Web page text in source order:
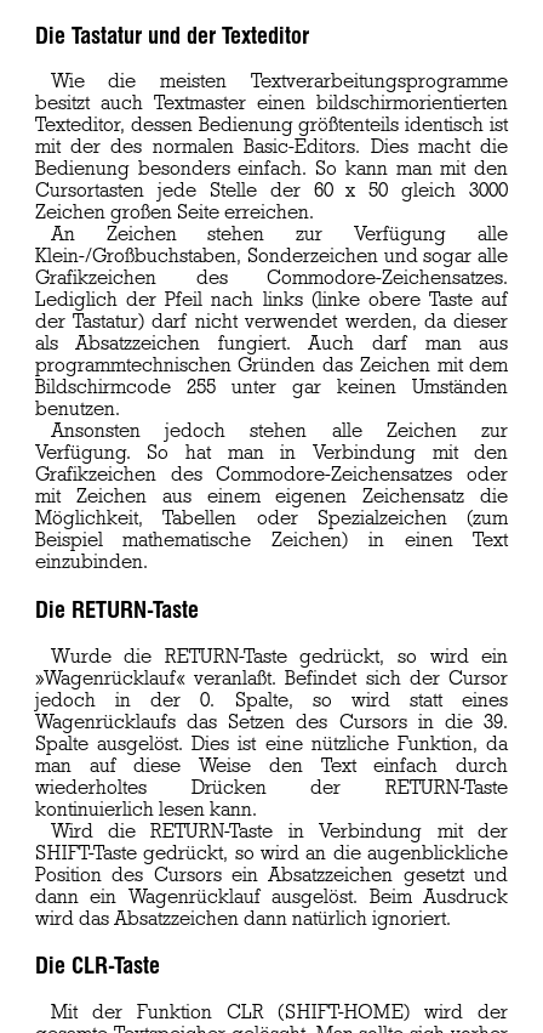
Die Tastatur und der Texteditor
Wie die meisten Textverarbeitungsprogramme
besitzt auch Textmaster einen bildschirmorientierten
Texteditor, dessen Bedienung größtenteils identisch ist
mit der des normalen Basic-Editors. Dies macht die
Bedienung besonders einfach. So kann man mit den
Cursortasten jede Stelle der 60 x 50 gleich 3000
Zeichen großen Seite erreichen.
An Zeichen stehen zur Verfügung alle
Klein-/Großbuchstaben, Sonderzeichen und sogar alle
Grafikzeichen des Commodore-Zeichensatzes.
Lediglich der Pfeil nach links (linke obere Taste auf
der Tastatur) darf nicht verwendet werden, da dieser
als Absatzzeichen fungiert. Auch darf man aus
programmtechnischen Gründen das Zeichen mit dem
Bildschirmcode 255 unter gar keinen Umständen
benutzen.
Ansonsten jedoch stehen alle Zeichen zur
Verfügung. So hat man in Verbindung mit den
Grafikzeichen des Commodore-Zeichensatzes oder
mit Zeichen aus einem eigenen Zeichensatz die
Möglichkeit, Tabellen oder Spezialzeichen (zum
Beispiel mathematische Zeichen) in einen Text
einzubinden.
Die RETURN-Taste
Wurde die RETURN-Taste gedrückt, so wird ein
»Wagenrücklauf« veranlaßt. Befindet sich der Cursor
jedoch in der 0. Spalte, so wird statt eines
Wagenrücklaufs das Setzen des Cursors in die 39.
Spalte ausgelöst. Dies ist eine nützliche Funktion, da
man auf diese Weise den Text einfach durch
wiederholtes Drücken der RETURN-Taste
kontinuierlich lesen kann.
Wird die RETURN-Taste in Verbindung mit der
SHIFT-Taste gedrückt, so wird an die augenblickliche
Position des Cursors ein Absatzzeichen gesetzt und
dann ein Wagenrücklauf ausgelöst. Beim Ausdruck
wird das Absatzzeichen dann natürlich ignoriert.
Die CLR-Taste
Mit der Funktion CLR (SHIFT-HOME) wird der